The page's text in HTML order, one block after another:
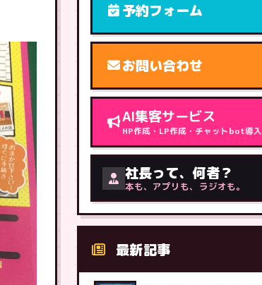
予約フォーム
お問い合わせ
AI集客サービス
HP作成・LP作成・チャットbot導入
社長って、何者？
本も、アプリも、ラジオも。
最新記事